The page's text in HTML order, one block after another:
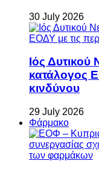
30 July 2026
Ιός
κατάλογος
κινδύνου
29 July 2026
Φάρμακο